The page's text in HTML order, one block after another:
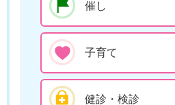
催し
子育て
健診・検診